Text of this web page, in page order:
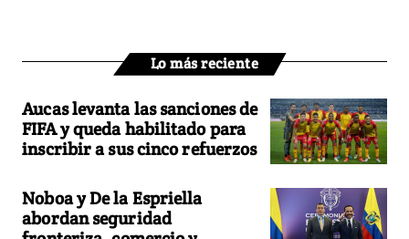
Lo más reciente
Aucas levanta las sanciones de
FIFA y queda habilitado para
inscribir a sus cinco refuerzos
Noboa y De la Espriella
abordan seguridad